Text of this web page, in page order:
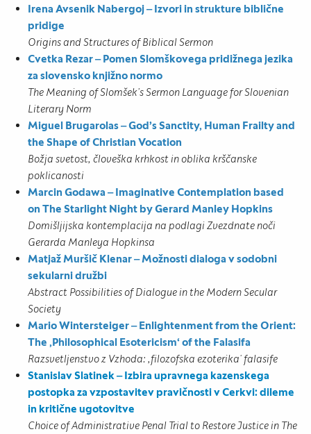
Irena Avsenik Nabergoj ‒ Izvori in strukture biblične
pridige
Origins and Structures of Biblical Sermon
Cvetka Rezar ‒ Pomen Slomškovega pridižnega jezika
za slovensko knjižno normo
The Meaning of Slomšek’s Sermon Language for Slovenian
Literary Norm
Miguel Brugarolas ‒ God’s Sanctity, Human Frailty and
the Shape of Christian Vocation
Božja svetost, človeška krhkost in oblika krščanske
poklicanosti
Marcin Godawa ‒ Imaginative Contemplation based
on The Starlight Night by Gerard Manley Hopkins
Domišljijska kontemplacija na podlagi Zvezdnate noči
Gerarda Manleya Hopkinsa
Matjaž Muršič Klenar ‒ Možnosti dialoga v sodobni
sekularni družbi
Abstract Possibilities of Dialogue in the Modern Secular
Society
Mario Wintersteiger ‒ Enlightenment from the Orient:
The ,Philosophical Esotericism‘ of the Falasifa
Razsvetljenstvo z Vzhoda: ,filozofska ezoterika‘ falasife
Stanislav Slatinek ‒ Izbira upravnega kazenskega
postopka za vzpostavitev pravičnosti v Cerkvi: dileme
in kritične ugotovitve
Choice of Administrative Penal Trial to Restore Justice in The